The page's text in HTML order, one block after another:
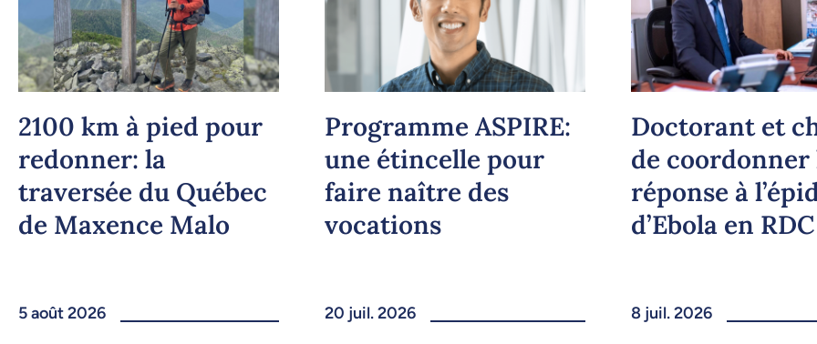
2100 km à pied pour
redonner: la
traversée du Québec
de Maxence Malo
5 août 2026
Programme ASPIRE:
une étincelle pour
faire naître des
vocations
20 juil. 2026
Doctorant et
de coordonner
réponse à
d’Ebola en RDC
8 juil. 2026